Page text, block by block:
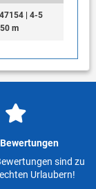
| 4-5
m
sind zu
Urlaubern!